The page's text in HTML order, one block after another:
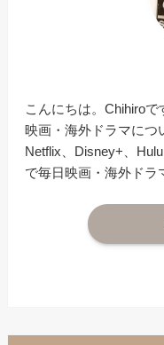
こんにちは。Chihiroで
映画・海外ドラマにつ
Netflix、Disney+、
で毎日映画・海外ドラ